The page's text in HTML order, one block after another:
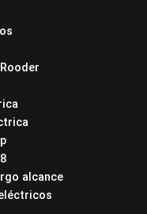
alcance